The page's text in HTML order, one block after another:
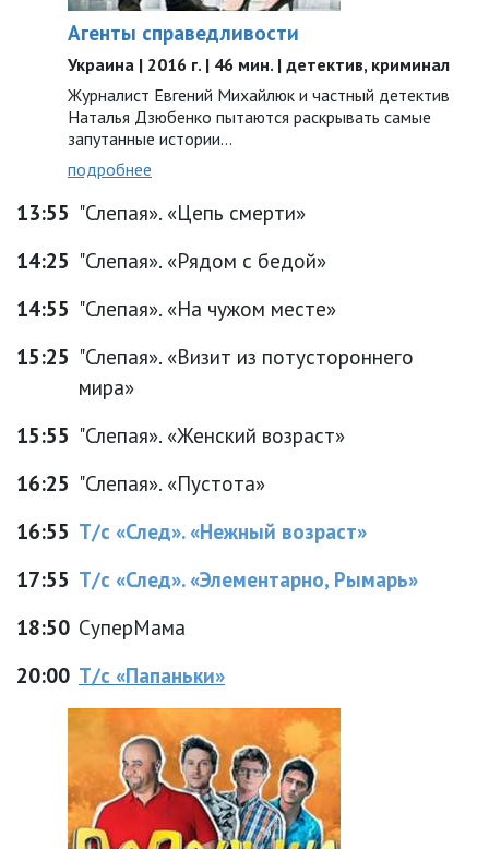
Агенты справедливости
Украина | 2016 г. | 46 мин. | детектив, криминал
Журналист Евгений Михайлюк и частный детектив
Наталья Дзюбенко пытаются раскрывать самые
запутанные истории...
подробнее
13:55 "Слепая». «Цепь смерти»
14:25 "Слепая». «Рядом с бедой»
14:55 "Слепая». «На чужом месте»
15:25 "Слепая». «Визит из потустороннего
мира»
15:55 "Слепая». «Женский возраст»
16:25 "Слепая». «Пустота»
16:55 Т/с «След». «Нежный возраст»
17:55 Т/с «След». «Элементарно, Рымарь»
18:50 СуперМама
20:00 Т/с «Папаньки»